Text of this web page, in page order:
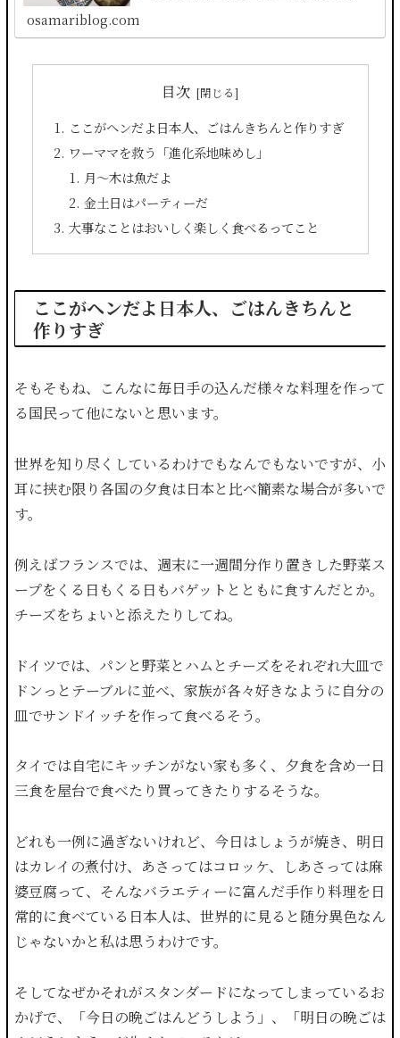
osamariblog.com
目次
ここがヘンだよ日本人、ごはんきちんと作りすぎ
ワーママを救う「進化系地味めし」
月〜木は魚だよ
金土日はパーティーだ
大事なことはおいしく楽しく食べるってこと
ここがヘンだよ日本人、ごはんきちんと
作りすぎ
そもそもね、こんなに毎日手の込んだ様々な料理を作って
る国民って他にないと思います。
世界を知り尽くしているわけでもなんでもないですが、小
耳に挟む限り各国の夕食は日本と比べ簡素な場合が多いで
す。
例えばフランスでは、週末に一週間分作り置きした野菜ス
ープをくる日もくる日もバゲットとともに食すんだとか。
チーズをちょいと添えたりしてね。
ドイツでは、パンと野菜とハムとチーズをそれぞれ大皿で
ドンっとテーブルに並べ、家族が各々好きなように自分の
皿でサンドイッチを作って食べるそう。
タイでは自宅にキッチンがない家も多く、夕食を含め一日
三食を屋台で食べたり買ってきたりするそうな。
どれも一例に過ぎないけれど、今日はしょうが焼き、明日
はカレイの煮付け、あさってはコロッケ、しあさっては麻
婆豆腐って、そんなバラエティーに富んだ手作り料理を日
常的に食べている日本人は、世界的に見ると随分異色なん
じゃないかと私は思うわけです。
そしてなぜかそれがスタンダードになってしまっているお
かげで、「今日の晩ごはんどうしよう」、「明日の晩ごは